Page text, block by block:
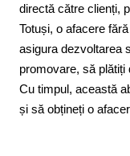
directă către clienți,
Totuși, o afacere
asigura dezvoltarea
promovare, să plătiți
Cu timpul, această
și să obțineți o